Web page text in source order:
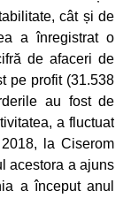
cât și de
a înregistrat o
de afaceri de
pe profit (31.538
au fost de
a fluctuat
la Ciserom
acestora a ajuns
a început anul